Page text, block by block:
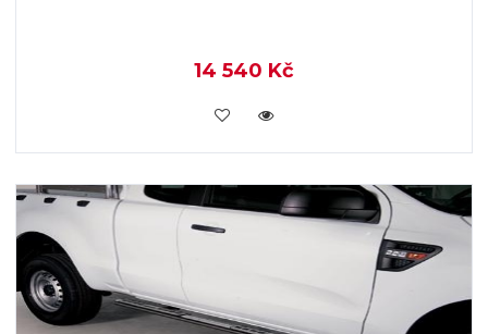
14 540 Kč
KOUPIT